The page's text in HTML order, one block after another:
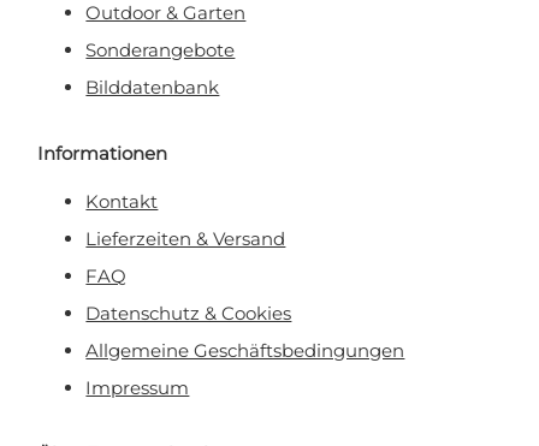
Outdoor & Garten
Sonderangebote
Bilddatenbank
Informationen
Kontakt
Lieferzeiten & Versand
FAQ
Datenschutz & Cookies
Allgemeine Geschäftsbedingungen
Impressum